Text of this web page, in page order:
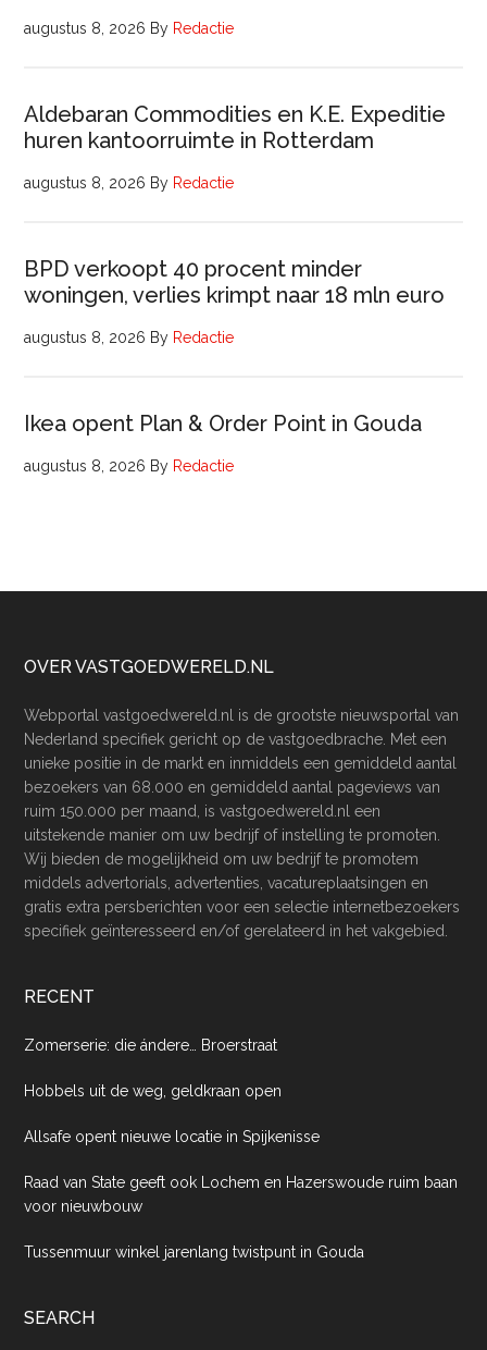
augustus 8, 2026 By Redactie
Aldebaran Commodities en K.E. Expeditie
huren kantoorruimte in Rotterdam
augustus 8, 2026 By Redactie
BPD verkoopt 40 procent minder
woningen, verlies krimpt naar 18 mln euro
augustus 8, 2026 By Redactie
Ikea opent Plan & Order Point in Gouda
augustus 8, 2026 By Redactie
Footer
OVER VASTGOEDWERELD.NL
Webportal vastgoedwereld.nl is de grootste nieuwsportal van
Nederland specifiek gericht op de vastgoedbrache. Met een
unieke positie in de markt en inmiddels een gemiddeld aantal
bezoekers van 68.000 en gemiddeld aantal pageviews van
ruim 150.000 per maand, is vastgoedwereld.nl een
uitstekende manier om uw bedrijf of instelling te promoten.
Wij bieden de mogelijkheid om uw bedrijf te promotem
middels advertorials, advertenties, vacatureplaatsingen en
gratis extra persberichten voor een selectie internetbezoekers
specifiek geïnteresseerd en/of gerelateerd in het vakgebied.
RECENT
Zomerserie: die ándere… Broerstraat
Hobbels uit de weg, geldkraan open
Allsafe opent nieuwe locatie in Spijkenisse
Raad van State geeft ook Lochem en Hazerswoude ruim baan
voor nieuwbouw
Tussenmuur winkel jarenlang twistpunt in Gouda
SEARCH